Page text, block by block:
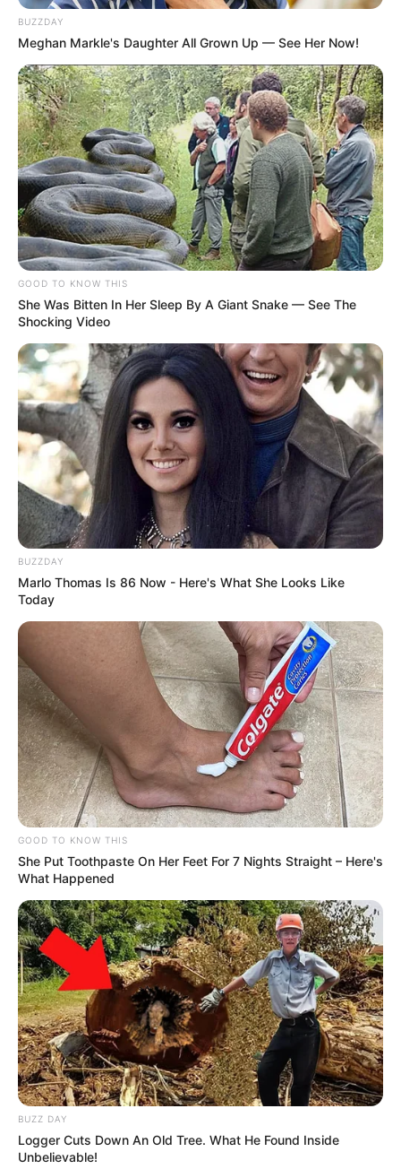
BUZZDAY
Meghan Markle's Daughter All Grown Up — See Her Now!
GOOD TO KNOW THIS
She Was Bitten In Her Sleep By A Giant Snake — See The
Shocking Video
BUZZDAY
Marlo Thomas Is 86 Now - Here's What She Looks Like
Today
GOOD TO KNOW THIS
She Put Toothpaste On Her Feet For 7 Nights Straight – Here's
What Happened
BUZZ DAY
Logger Cuts Down An Old Tree. What He Found Inside
Unbelievable!